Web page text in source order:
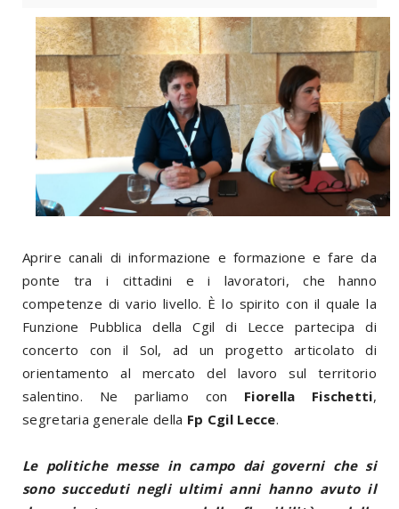
Aprire canali di informazione e formazione e fare da
ponte tra i cittadini e i lavoratori, che hanno
competenze di vario livello. È lo spirito con il quale la
Funzione Pubblica della Cgil di Lecce partecipa di
concerto con il Sol, ad un progetto articolato di
orientamento al mercato del lavoro sul territorio
salentino. Ne parliamo con Fiorella Fischetti,
segretaria generale della Fp Cgil Lecce.
Le politiche messe in campo dai governi che si
sono succeduti negli ultimi anni hanno avuto il